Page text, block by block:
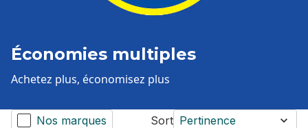
Économies multiples
Achetez plus, économisez plus
Nos marques Sort Pertinence